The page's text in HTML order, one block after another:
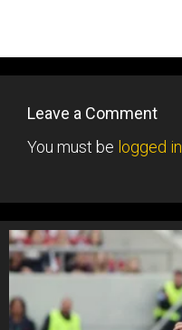
Leave a Comment
You must be logged in